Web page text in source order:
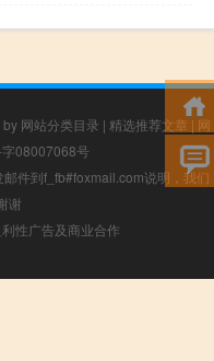
by 网站分类目录 | 精选推荐文章 | 网
08007068号
件到f_fb#foxmail.com说明，我们
谢
性广告及商业合作